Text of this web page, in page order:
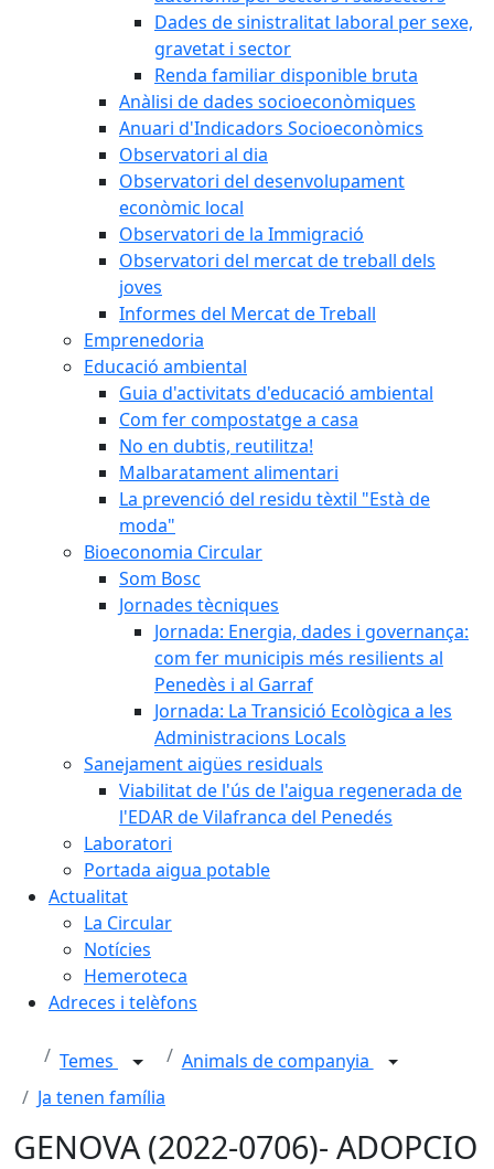
Dades de sinistralitat laboral per sexe,
gravetat i sector
Renda familiar disponible bruta
Anàlisi de dades socioeconòmiques
Anuari d'Indicadors Socioeconòmics
Observatori al dia
Observatori del desenvolupament
econòmic local
Observatori de la Immigració
Observatori del mercat de treball dels
joves
Informes del Mercat de Treball
Emprenedoria
Educació ambiental
Guia d'activitats d'educació ambiental
Com fer compostatge a casa
No en dubtis, reutilitza!
Malbaratament alimentari
La prevenció del residu tèxtil "Està de
moda"
Bioeconomia Circular
Som Bosc
Jornades tècniques
Jornada: Energia, dades i governança:
com fer municipis més resilients al
Penedès i al Garraf
Jornada: La Transició Ecològica a les
Administracions Locals
Sanejament aigües residuals
Viabilitat de l'ús de l'aigua regenerada de
l'EDAR de Vilafranca del Penedés
Laboratori
Portada aigua potable
Actualitat
La Circular
Notícies
Hemeroteca
Adreces i telèfons
Temes
Animals de companyia
Ja tenen família
GENOVA (2022-0706)- ADOPCIO